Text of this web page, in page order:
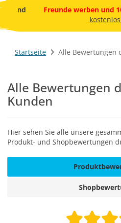
Freunde werben und 10
kostenlos
Startseite Alle Bewertungen
Alle Bewertungen
Kunden
Hier sehen Sie alle unsere
Produkt- und Shopbewertungen